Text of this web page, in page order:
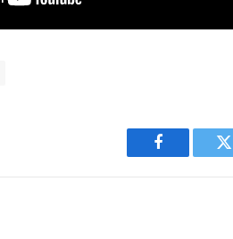
Facebook